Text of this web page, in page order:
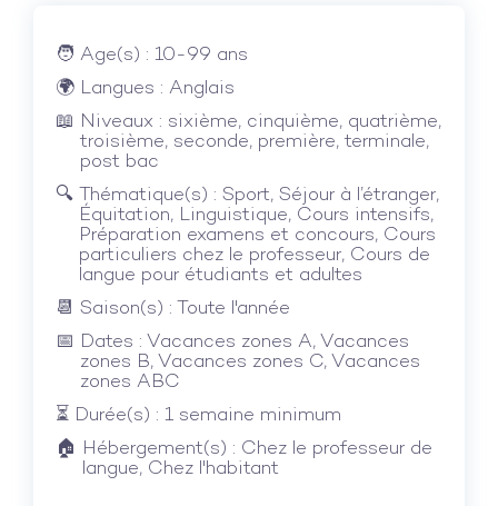
Age(s) : 10-99 ans
Langues : Anglais
Niveaux : sixième, cinquième, quatrième,
troisième, seconde, première, terminale,
post bac
Thématique(s) : Sport, Séjour à l’étranger,
Équitation, Linguistique, Cours intensifs,
Préparation examens et concours, Cours
particuliers chez le professeur, Cours de
langue pour étudiants et adultes
Saison(s) : Toute l'année
Dates : Vacances zones A, Vacances
zones B, Vacances zones C, Vacances
zones ABC
Durée(s) : 1 semaine minimum
Hébergement(s) : Chez le professeur de
langue, Chez l'habitant